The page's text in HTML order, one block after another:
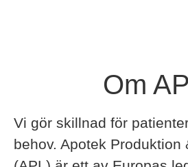
Om
Vi gör skillnad för
behov. Apotek Produktion